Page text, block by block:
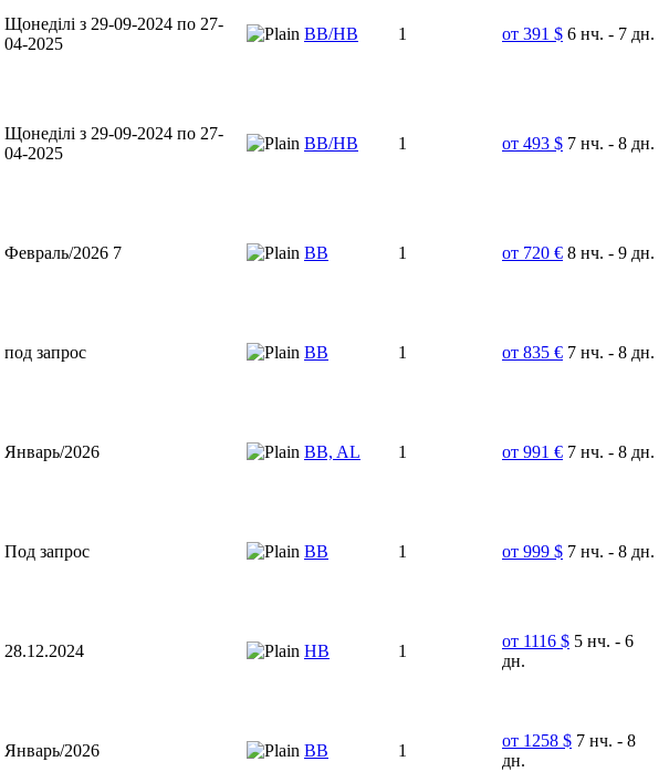
Щонеділі з 29-09-2024 по 27-
04-2025
ВВ/НВ 1 от 391 $ 6 нч. - 7 дн.
Щонеділі з 29-09-2024 по 27-
04-2025
ВВ/НВ 1 от 493 $ 7 нч. - 8 дн.
Февраль/2026 7 ВВ 1 от 720 € 8 нч. - 9 дн.
под запрос ВВ 1 от 835 € 7 нч. - 8 дн.
Январь/2026 BB, AL 1 от 991 € 7 нч. - 8 дн.
Под запрос ВВ 1 от 999 $ 7 нч. - 8 дн.
28.12.2024 НВ 1
от 1116 $ 5 нч. - 6
дн.
Январь/2026 BB 1
от 1258 $ 7 нч. - 8
дн.